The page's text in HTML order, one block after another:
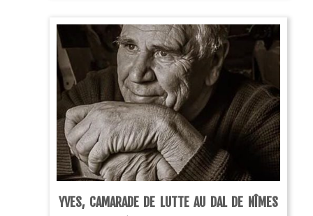
YVES, CAMARADE DE LUTTE AU DAL DE NÎMES